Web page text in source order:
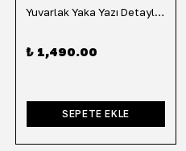
Yuvarlak Yaka Yazı Detaylı Tişört-Lacivert
₺ 1,490.00
SEPETE EKLE